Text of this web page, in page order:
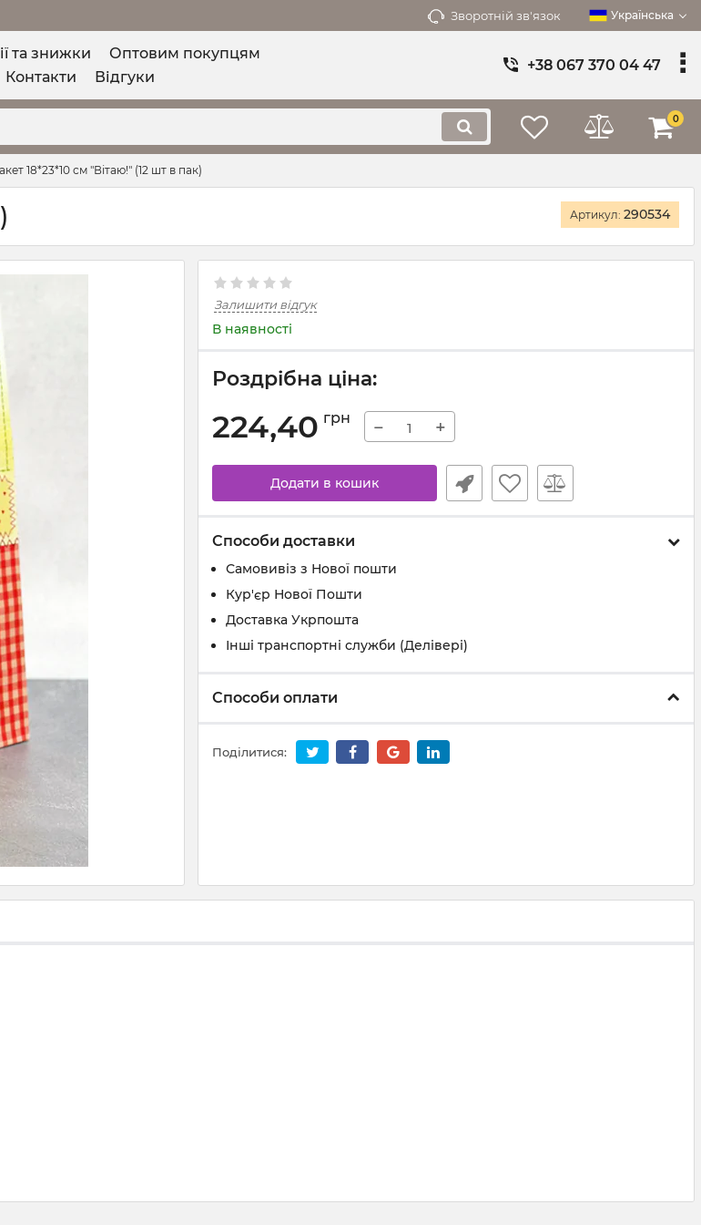
Зворотній зв'язок Українська
та знижки
Оптовим покупцям
Контакти Відгуки
+38 067 370 04 47
0
18*23*10 см "Вітаю!" (12 шт в пак)
Артикул: 290534
Залишити відгук
В наявності
Роздрібна ціна:
224,40 грн − +
Додати в кошик
Способи доставки
Самовивіз з Нової пошти
Кур'єр Нової Пошти
Доставка Укрпошта
Інші транспортні служби (Делівері)
Способи оплати
Поділитися: